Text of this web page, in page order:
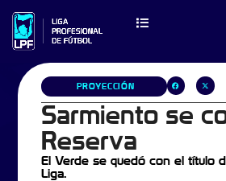
PROYECCIÓN
Sarmiento se
Reserva
El Verde se quedó con el título
Liga.